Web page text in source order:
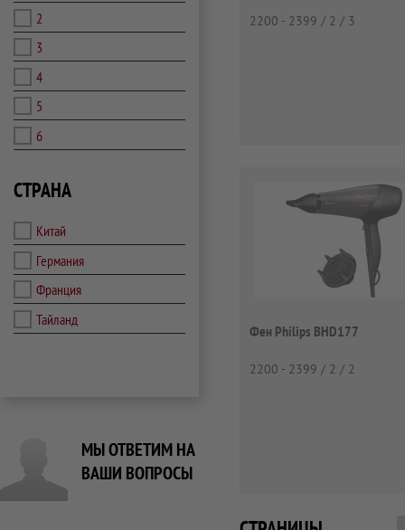
2
3
4
5
6
СТРАНА
Китай
Германия
Франция
Тайланд
МЫ ОТВЕТИМ НА
ВАШИ ВОПРОСЫ
2200 - 2399 / 2 / 3
Фен Philips BHD177
2200 - 2399 / 2 / 2